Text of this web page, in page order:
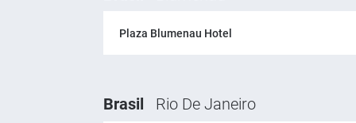
Plaza Blumenau Hotel
Brasil Rio De Janeiro